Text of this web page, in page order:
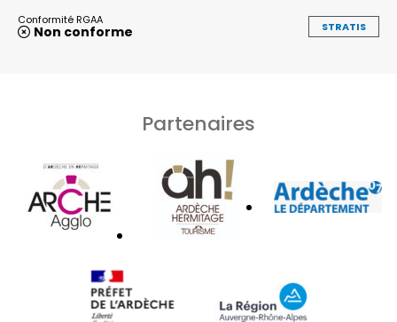
Conformité RGAA
Non conforme STRATIS
Partenaires